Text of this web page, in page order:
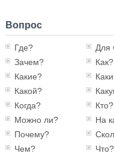
Вопрос
Где? Для
Зачем?
Как?
Какие?
Какой?
Когда?
Кто?
Можно ли?
На
Почему?
Чем?
Что?